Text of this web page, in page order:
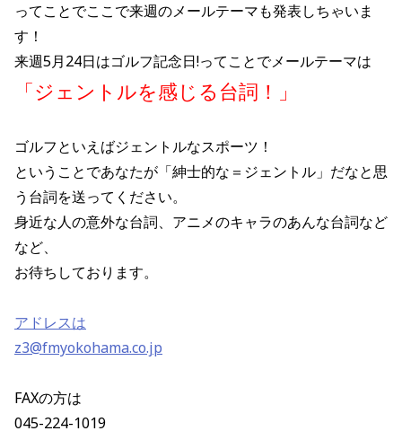
ってことでここで来週のメールテーマも発表しちゃいま
す！
来週5月24日はゴルフ記念日!ってことでメールテーマは
「ジェントルを感じる台詞！」
ゴルフといえばジェントルなスポーツ！
ということであなたが「紳士的な＝ジェントル」だなと思
う台詞を送ってください。
身近な人の意外な台詞、アニメのキャラのあんな台詞など
など、
お待ちしております。
アドレスは
z3@fmyokohama.co.jp
FAXの方は
045-224-1019